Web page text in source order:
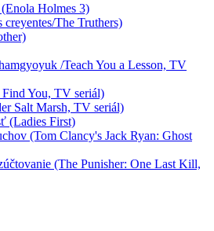
Holmes 3)
The Truthers)
/Teach You a Lesson, TV
You, TV seriál)
Salt Marsh, TV seriál)
(Ladies First)
(Tom Clancy's Jack Ryan: Ghost
(The Punisher: One Last Kill,